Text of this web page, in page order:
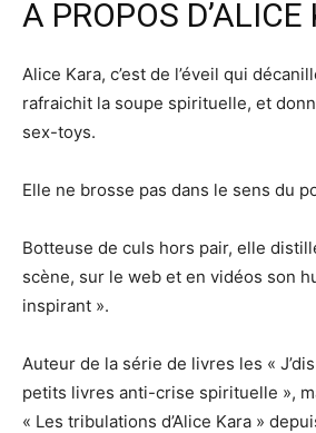
A PROPOS
Alice Kara, c’est de l’éveil qui
rafraichit la soupe spirituelle, et
sex-toys.
Elle ne brosse pas dans le sens du
Botteuse de culs hors pair, elle
scène, sur le web et en vidéos son
inspirant ».
Auteur de la série de livres les «
petits livres anti-crise spirituelle »,
« Les tribulations d’Alice Kara »